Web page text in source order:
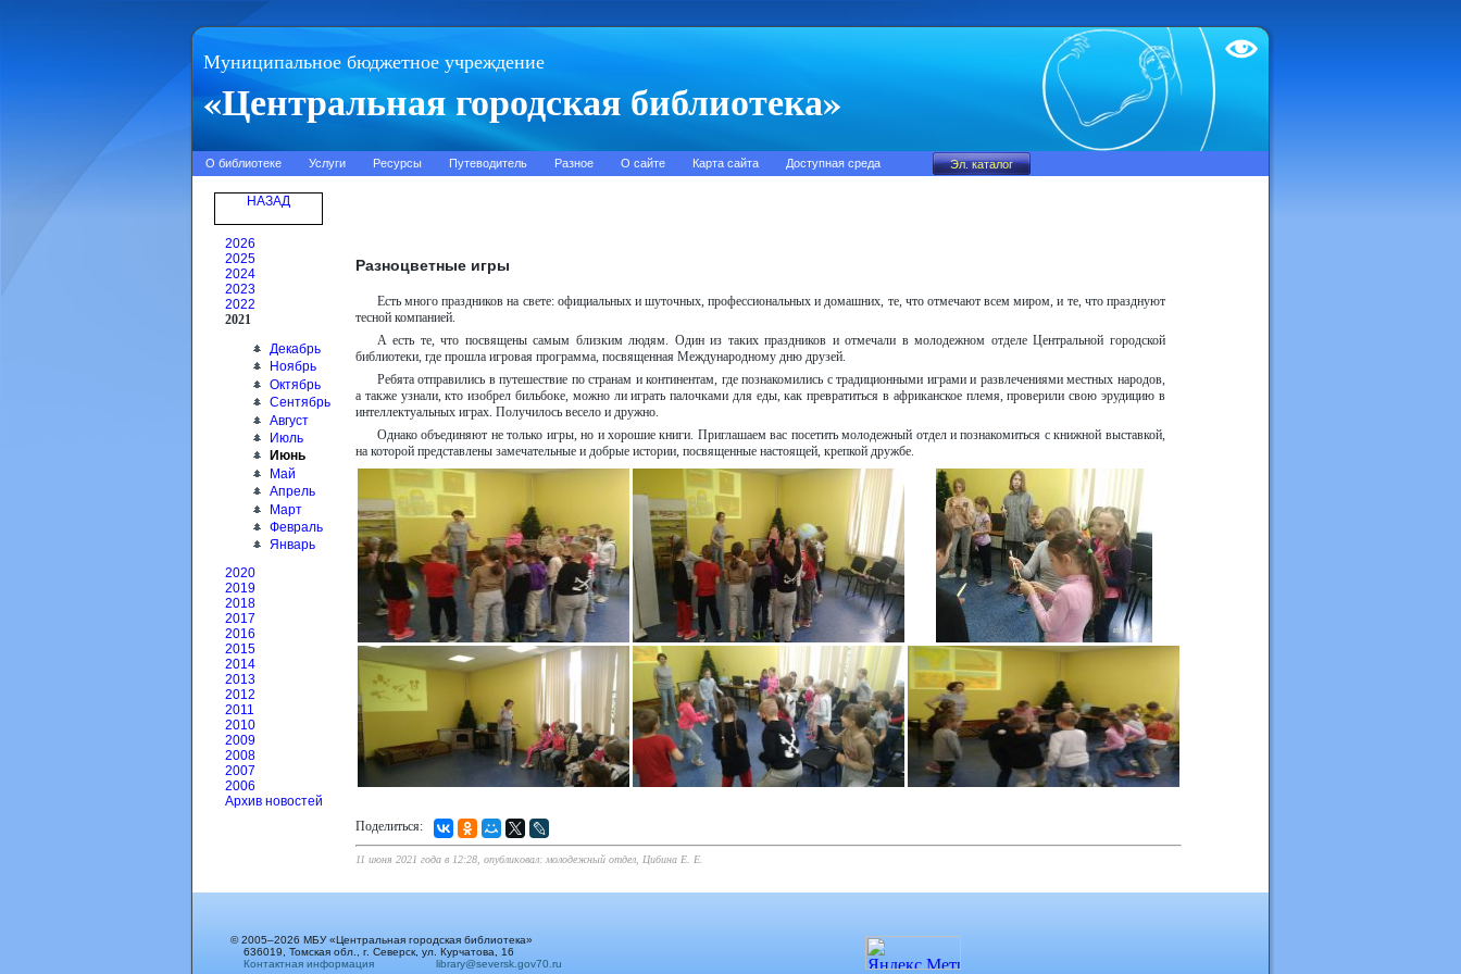
Муниципальное бюджетное учреждение
«Центральная городская библиотека»
Test
О библиотеке Услуги Ресурсы Путеводитель Разное О сайте Карта сайта Доступная среда
НАЗАД
2026
2025
2024
2023
2022
2021
Декабрь
Ноябрь
Октябрь
Сентябрь
Август
Июль
Июнь
Май
Апрель
Март
Февраль
Январь
2020
2019
2018
2017
2016
2015
2014
2013
2012
2011
2010
2009
2008
2007
2006
Архив новостей
Разноцветные игры
Есть много праздников на свете: официальных и шуточных, профессиональных и домашних, те, что отмечают всем миром, и те, что празднуют
тесной компанией.
А есть те, что посвящены самым близким людям. Один из таких праздников и отмечали в молодежном отделе Центральной городской
библиотеки, где прошла игровая программа, посвященная Международному дню друзей.
Ребята отправились в путешествие по странам и континентам, где познакомились с традиционными играми и развлечениями местных народов,
а также узнали, кто изобрел бильбоке, можно ли играть палочками для еды, как превратиться в африканское племя, проверили свою эрудицию в
интеллектуальных играх. Получилось весело и дружно.
Однако объединяют не только игры, но и хорошие книги. Приглашаем вас посетить молодежный отдел и познакомиться с книжной выставкой,
на которой представлены замечательные и добрые истории, посвященные настоящей, крепкой дружбе.
Поделиться:
11 июня 2021 года в 12:28, опубликовал: молодежный отдел, Цибина Е. Е.
© 2005–2026 МБУ «Центральная городская библиотека»
636019, Томская обл., г. Северск, ул. Курчатова, 16
Контактная информация
library@seversk.gov70.ru